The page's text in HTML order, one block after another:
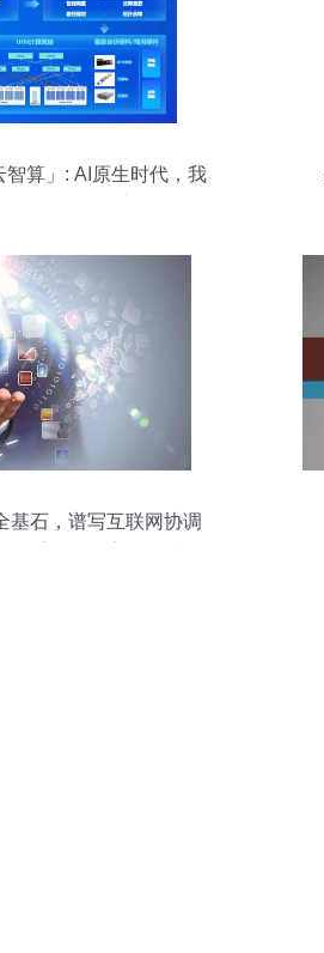
算」: AI原生时代，我
基石，谱写互联网协调